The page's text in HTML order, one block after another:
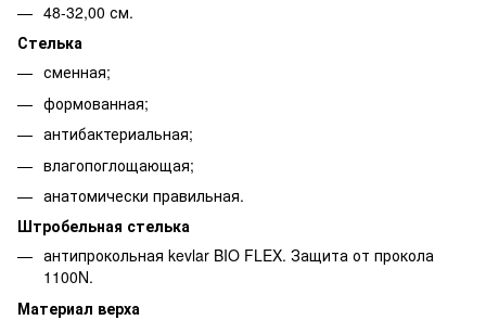
48-32,00 см.
Стелька
сменная;
формованная;
антибактериальная;
влагопоглощающая;
анатомически правильная.
Штробельная стелька
антипрокольная kevlar BIO FLEX. Защита от прокола
1100N.
Материал верха